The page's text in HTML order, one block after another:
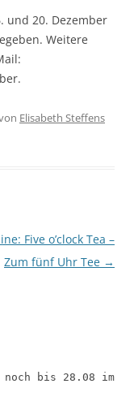
und 20. Dezember
Weitere
Elisabeth Steffens
Five o’clock Tea –
Zum fünf Uhr Tee →
noch bis 28.08 im